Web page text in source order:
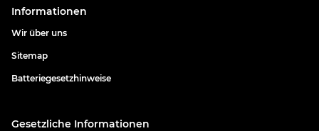
Informationen
Wir über uns
Sitemap
Batteriegesetzhinweise
Gesetzliche Informationen